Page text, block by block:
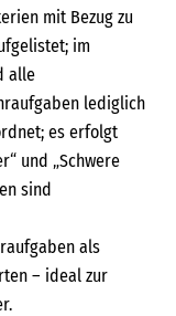
mit Bezug zu
im
alle
lediglich
es erfolgt
und „Schwere
sind
als
– ideal zur